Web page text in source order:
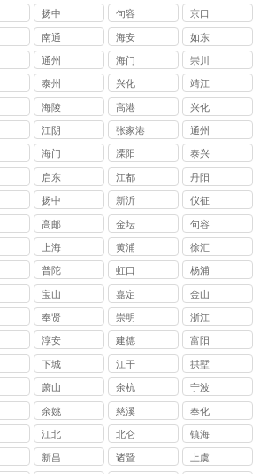
扬中 句容 京口
南通 海安 如东
通州 海门 崇川
泰州 兴化 靖江
海陵 高港 兴化
江阴 张家港 通州
海门 溧阳 泰兴
启东 江都 丹阳
扬中 新沂 仪征
高邮 金坛 句容
上海 黄浦 徐汇
普陀 虹口 杨浦
宝山 嘉定 金山
奉贤 崇明 浙江
淳安 建德 富阳
下城 江干 拱墅
萧山 余杭 宁波
余姚 慈溪 奉化
江北 北仑 镇海
新昌 诸暨 上虞